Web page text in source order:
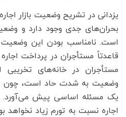
یزدانی در تشریح وضعیت بازار
بحران‌های جدی وجود دارد و
است. نامناسب بودن این
قاعدتاً مستأجران در پرداخت
مستأجران در خانه‌های تخریبی
وضعیت به شدت حاد است، چون
یک مسئله اساسی پیش
اجاره نسبت به تورم زیاد نخواهد